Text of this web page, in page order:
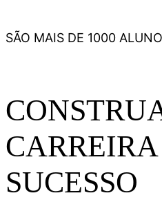
SÃO MAIS DE 1000
SUCESSO